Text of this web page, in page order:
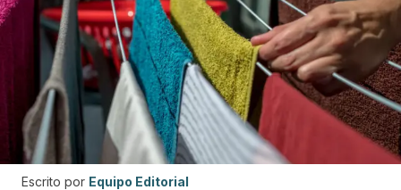
Escrito por Equipo Editorial